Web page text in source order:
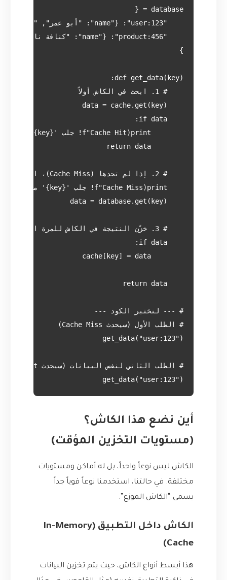
get_data("user:123")
أين نضع هذا الكاش؟
(مستويات التخزين المؤقت)
الكاش ليس نوعاً واحداً، بل له أماكن ومستويات
مختلفة. في حالتنا، استخدمنا نوعاً قوياً جداً
يسمى “الكاش الموزع”.
الكاش داخل التطبيق (In-Memory
Cache)
هذا أبسط أنواع الكاش، حيث يتم تخزين البيانات